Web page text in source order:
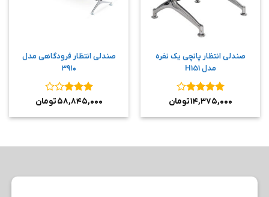
صندلی انتظار پانچی یک نفره
مدل H151
نمره۴
۱۴,۳۷۵,۰۰۰تومان
صندلی انتظار فرودگاهی مدل
۳۹۱۰
نمره۳
۵۸,۸۴۵,۰۰۰تومان